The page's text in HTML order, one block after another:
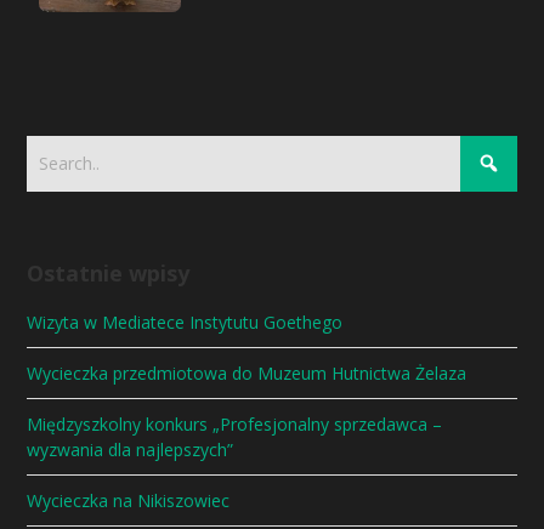
Wizyta w Mediatece Instytutu Goethego
Wycieczka przedmiotowa do Muzeum Hutnictwa Żelaza
Międzyszkolny konkurs „Profesjonalny sprzedawca –
wyzwania dla najlepszych”
Wycieczka na Nikiszowiec